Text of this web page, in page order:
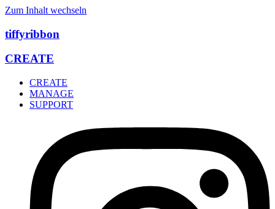
Zum Inhalt wechseln
tiffyribbon
CREATE
CREATE
MANAGE
SUPPORT